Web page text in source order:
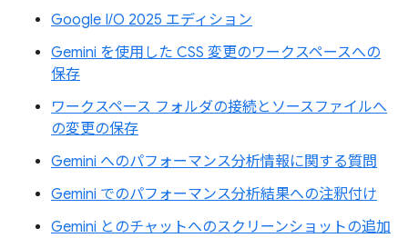
Google I/O 2025 エディション
Gemini を使用した CSS 変更のワークスペースへの
保存
ワークスペース フォルダの接続とソースファイルへ
の変更の保存
Gemini へのパフォーマンス分析情報に関する質問
Gemini でのパフォーマンス分析結果への注釈付け
Gemini とのチャットへのスクリーンショットの追加